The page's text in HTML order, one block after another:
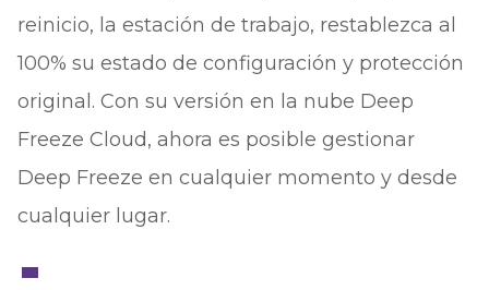
reinicio, la estación de trabajo, restablezca al
100% su estado de configuración y protección
original. Con su versión en la nube Deep
Freeze Cloud, ahora es posible gestionar
Deep Freeze en cualquier momento y desde
cualquier lugar.